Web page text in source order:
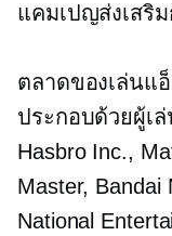
แคมเปญส่งเสริ
ตลาดของเล่นแ
ประกอบด้วยผู้เ
Hasbro Inc.,
Master, Bandai
National